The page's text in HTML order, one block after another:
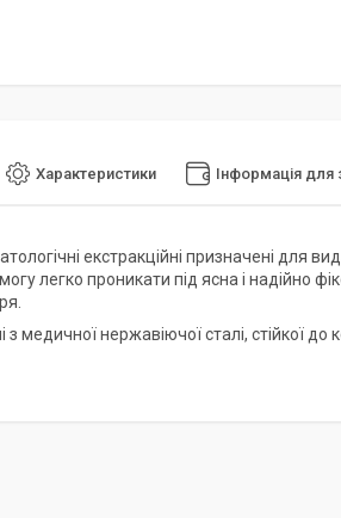
Характеристики Інформація
екстракційні призначені для
легко проникати під ясна і надійно
з медичної нержавіючої сталі, стійкої до